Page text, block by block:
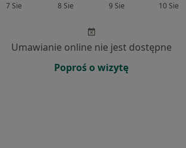
7 Sie 8 Sie 9 Sie 10 Sie
Umawianie online nie jest dostępne
Poproś o wizytę